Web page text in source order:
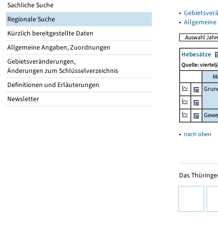
Sachliche Suche
Regionale Suche
Kürzlich bereitgestellte Daten
Allgemeine Angaben, Zuordnungen
Gebietsveränderungen,
Änderungen zum Schlüsselverzeichnis
Definitionen und Erläuterungen
Newsletter
▸
▸
Hebesätze
Quelle:
▴ nach oben
Das